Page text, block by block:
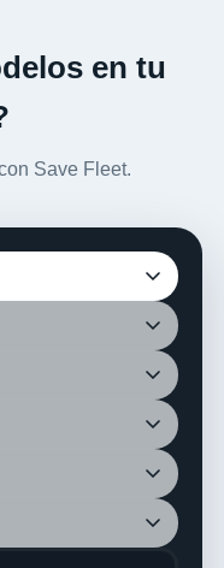
en tu
Save Fleet.